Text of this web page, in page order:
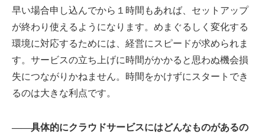
早い場合申し込んでから１時間もあれば、セットアップ
が終わり使えるようになります。めまぐるしく変化する
環境に対応するためには、経営にスピードが求められま
す。サービスの立ち上げに時間がかかると思わぬ機会損
失につながりかねません。時間をかけずにスタートでき
るのは大きな利点です。
――具体的にクラウドサービスにはどんなものがあるの